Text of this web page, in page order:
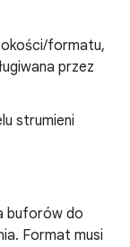
formatu,
przez
strumieni
buforów do
Format musi